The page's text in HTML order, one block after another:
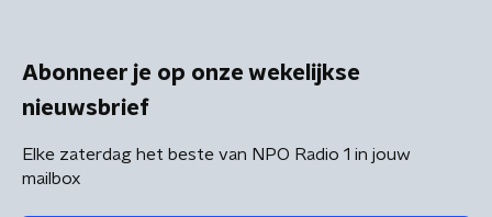
Abonneer je op onze wekelijkse
nieuwsbrief
Elke zaterdag het beste van NPO Radio 1 in jouw
mailbox